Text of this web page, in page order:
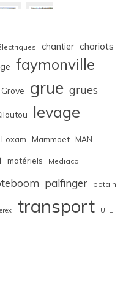
chantier chariots
faymonville
Grove grue grues
levage
Loxam Mammoet MAN
matériels Mediaco
palfinger potain
transport UFL